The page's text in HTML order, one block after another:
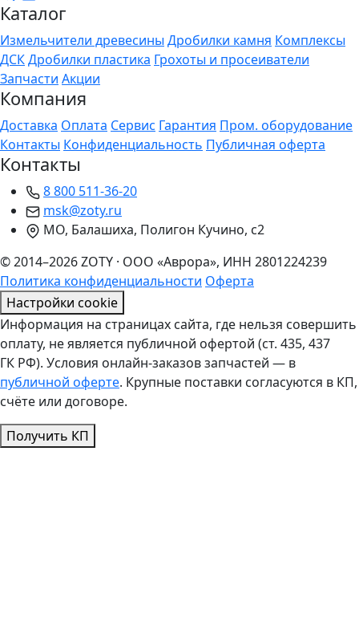
Каталог
Измельчители древесины Дробилки камня Комплексы
ДСКДробилки пластика Грохоты и просеиватели
Запчасти Акции
Компания
Доставка Оплата Сервис Гарантия Пром. оборудование
Контакты Конфиденциальность Публичная оферта
Контакты
8 800 511-36-20
msk@zoty.ru
МО, Балашиха, Полигон Кучино, с2
© 2014–2026 ZOTY · ООО «Аврора», ИНН 2801224239
Политика конфиденциальности Оферта
Настройки cookie
Информация на страницах сайта, где нельзя совершить
оплату, не является публичной офертой (ст. 435, 437
ГК РФ). Условия онлайн-заказов запчастей — в
публичной оферте. Крупные поставки согласуются в КП,
счёте или договоре.
Получить КП